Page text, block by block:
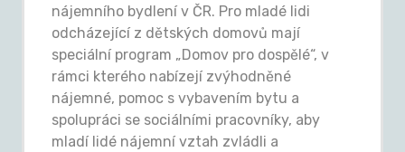
nájemního bydlení v ČR. Pro mladé lidi
odcházející z dětských domovů mají
speciální program „Domov pro dospělé“, v
rámci kterého nabízejí zvýhodněné
nájemné, pomoc s vybavením bytu a
spolupráci se sociálními pracovníky, aby
mladí lidé nájemní vztah zvládli a